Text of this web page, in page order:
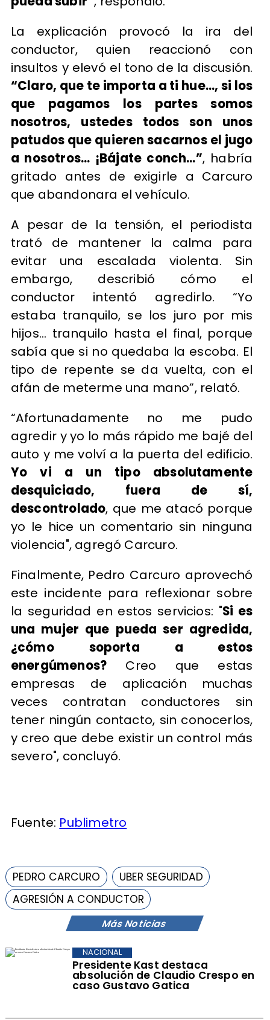
Más Noticias
Presidente Kast destaca
absolución de Claudio Crespo en
caso Gustavo Gatica
NACIONAL
La explicación provocó la ira del
conductor, quien reaccionó con
insultos y elevó el tono de la discusión.
“Claro, que te importa a ti hue..., si los
que pagamos los partes somos
nosotros, ustedes todos son unos
patudos que quieren sacarnos el jugo
a nosotros... ¡Bájate conch…”, habría
gritado antes de exigirle a Carcuro
que abandonara el vehículo.
A pesar de la tensión, el periodista
trató de mantener la calma para
evitar una escalada violenta. Sin
embargo, describió cómo el
conductor intentó agredirlo. “Yo
estaba tranquilo, se los juro por mis
hijos... tranquilo hasta el final, porque
sabía que si no quedaba la escoba. El
tipo de repente se da vuelta, con el
afán de meterme una mano”, relató.
“Afortunadamente no me pudo
agredir y yo lo más rápido me bajé del
auto y me volví a la puerta del edificio.
Yo vi a un tipo absolutamente
desquiciado, fuera de sí,
descontrolado, que me atacó porque
yo le hice un comentario sin ninguna
violencia", agregó Carcuro.
Finalmente, Pedro Carcuro aprovechó
este incidente para reflexionar sobre
la seguridad en estos servicios: "Si es
una mujer que pueda ser agredida,
¿cómo soporta a estos
energúmenos? Creo que estas
empresas de aplicación muchas
veces contratan conductores sin
tener ningún contacto, sin conocerlos,
y creo que debe existir un control más
severo", concluyó.
Fuente: Publimetro
PEDRO CARCURO
UBER SEGURIDAD
AGRESIÓN A CONDUCTOR